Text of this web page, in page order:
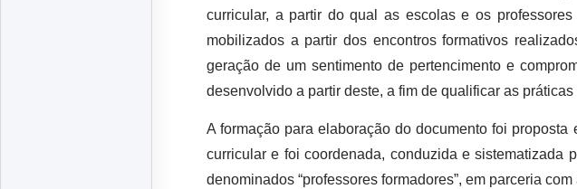
curricular, a partir do qual as escolas e os
mobilizados a partir dos encontros formativos
geração de um sentimento de pertencimento e
desenvolvido a partir deste, a fim de qualificar as
A formação para elaboração do documento foi
curricular e foi coordenada, conduzida e sistematizada
denominados “professores formadores”, em parceria